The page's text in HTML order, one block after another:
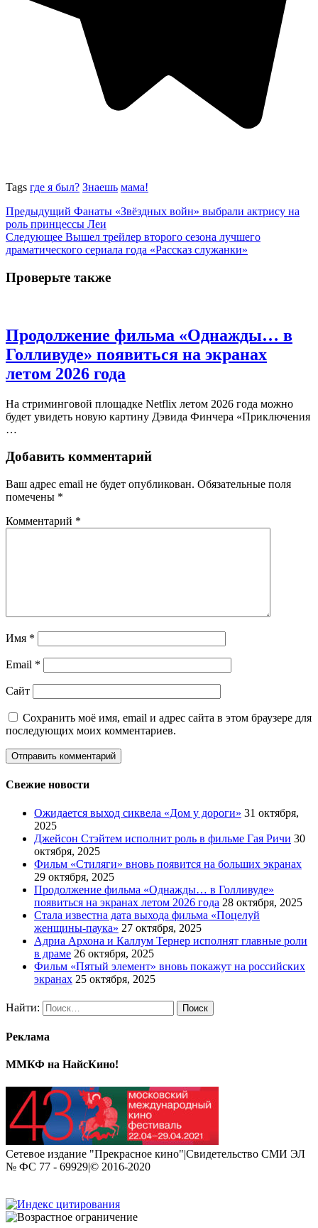
Tags где я был? Знаешь мама!
Предыдущий Фанаты «Звёздных войн» выбрали актрису на
роль принцессы Леи
Следующее Вышел трейлер второго сезона лучшего
драматического сериала года «Рассказ служанки»
Проверьте также
Продолжение фильма «Однажды… в
Голливуде» появиться на экранах
летом 2026 года
На стриминговой площадке Netflix летом 2026 года можно
будет увидеть новую картину Дэвида Финчера «Приключения
…
Добавить комментарий
Ваш адрес email не будет опубликован. Обязательные поля
помечены *
Комментарий *
Имя *
Email *
Сайт
Сохранить моё имя, email и адрес сайта в этом браузере для
последующих моих комментариев.
Свежие новости
Ожидается выход сиквела «Дом у дороги» 31 октября,
2025
Джейсон Стэйтем исполнит роль в фильме Гая Ричи 30
октября, 2025
Фильм «Стиляги» вновь появится на больших экранах
29 октября, 2025
Продолжение фильма «Однажды… в Голливуде»
появиться на экранах летом 2026 года 28 октября, 2025
Стала известна дата выхода фильма «Поцелуй
женщины-паука» 27 октября, 2025
Адриа Архона и Каллум Тернер исполнят главные роли
в драме 26 октября, 2025
Фильм «Пятый элемент» вновь покажут на российских
экранах 25 октября, 2025
Найти:
Реклама
ММКФ на НайсКино!
Сетевое издание "Прекрасное кино"|Свидетельство СМИ ЭЛ
№ ФС 77 - 69929|© 2016-2020